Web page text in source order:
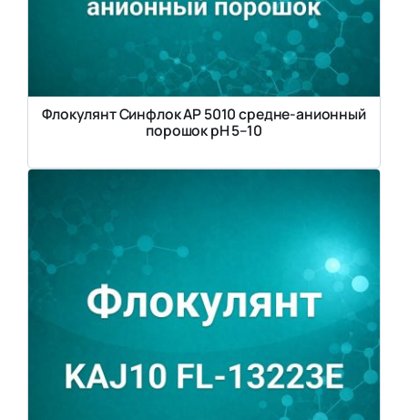
Флокулянт Синфлок АР 5010 средне-анионный
порошок рН 5–10